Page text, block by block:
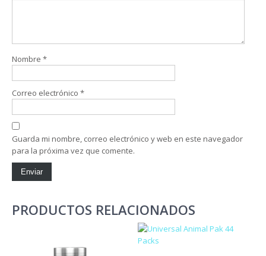
Nombre *
Correo electrónico *
Guarda mi nombre, correo electrónico y web en este navegador
para la próxima vez que comente.
PRODUCTOS RELACIONADOS